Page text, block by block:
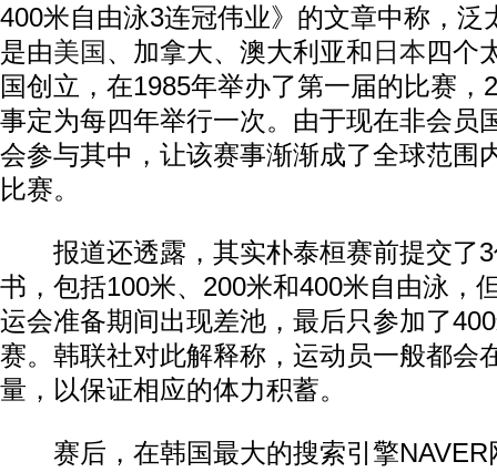
400米自由泳3连冠伟业》的文章中称，泛
是由美国 、加拿大、澳大利亚和 日本四个
国创立，在1985年举办了第一届的比赛，
事定为每四年举行一次。由于现在非会员
会参与其中，让该赛事渐渐成了全球范围
比赛。
报道还透露，其实朴泰桓赛前提交了3
书，包括100米、200米和400米自由泳，
运会准备期间出现差池，最后只参加了
赛。韩联社对此解释称，运动员一般都会
量，以保证相应的体力积蓄。
赛后，在韩国最大的搜索引擎NAVER